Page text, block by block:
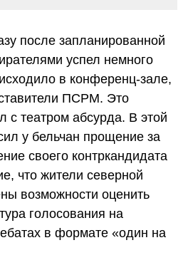
после запланированной
успел немного
в конференц-зале,
ПСРМ. Это
с театром абсурда. В этой
у бельчан прощение за
своего контркандидата
что жители северной
возможности оценить
голосования на
в формате «один на